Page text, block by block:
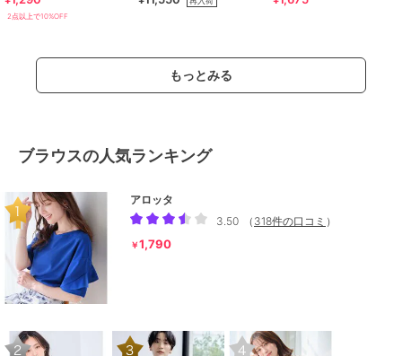
2点以上で10%OFF
もっとみる
ブラウスの人気ランキング
アロッタ
3.50
（ 318件の口コミ ）
￥1,790